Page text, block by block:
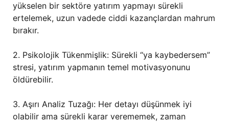
yükselen bir sektöre yatırım yapmayı sürekli
ertelemek, uzun vadede ciddi kazançlardan mahrum
bırakır.
2. Psikolojik Tükenmişlik: Sürekli “ya kaybedersem”
stresi, yatırım yapmanın temel motivasyonunu
öldürebilir.
3. Aşırı Analiz Tuzağı: Her detayı düşünmek iyi
olabilir ama sürekli karar verememek, zaman